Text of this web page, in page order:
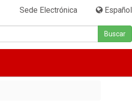
Sede Electrónica Español
Buscar